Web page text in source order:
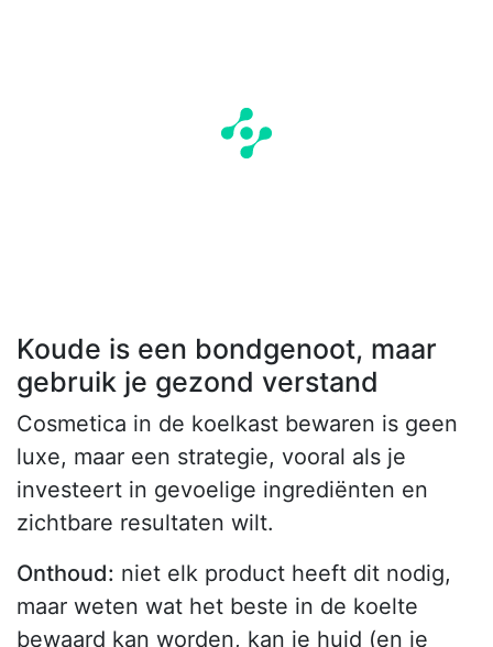
Koude is een bondgenoot, maar
gebruik je gezond verstand
Cosmetica in de koelkast bewaren is geen
luxe, maar een strategie, vooral als je
investeert in gevoelige ingrediënten en
zichtbare resultaten wilt.
Onthoud: niet elk product heeft dit nodig,
maar weten wat het beste in de koelte
bewaard kan worden, kan je huid (en je